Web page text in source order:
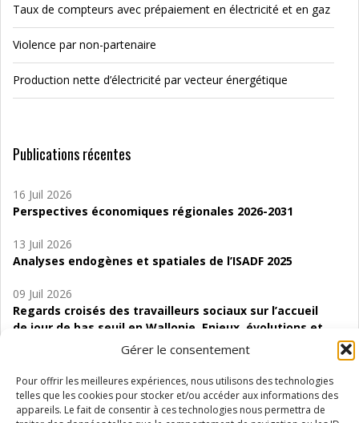
Gérer le consentement
Pour offrir les meilleures expériences, nous utilisons des technologies
telles que les cookies pour stocker et/ou accéder aux informations des
appareils. Le fait de consentir à ces technologies nous permettra de
Taux de compteurs avec prépaiement en électricité et en gaz
Violence par non-partenaire
Production nette d’électricité par vecteur énergétique
Publications récentes
16 Juil 2026
Perspectives économiques régionales 2026-2031
13 Juil 2026
Analyses endogènes et spatiales de l’ISADF 2025
09 Juil 2026
Regards croisés des travailleurs sociaux sur l’accueil
de jour de bas seuil en Wallonie. Enjeux, évolutions et
06 Juil 2026
Étude d’évaluabilité des Structures
d’accompagnement à l’autocréation d’emploi (SAACE)